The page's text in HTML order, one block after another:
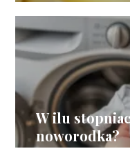
W ilu
noworodka?